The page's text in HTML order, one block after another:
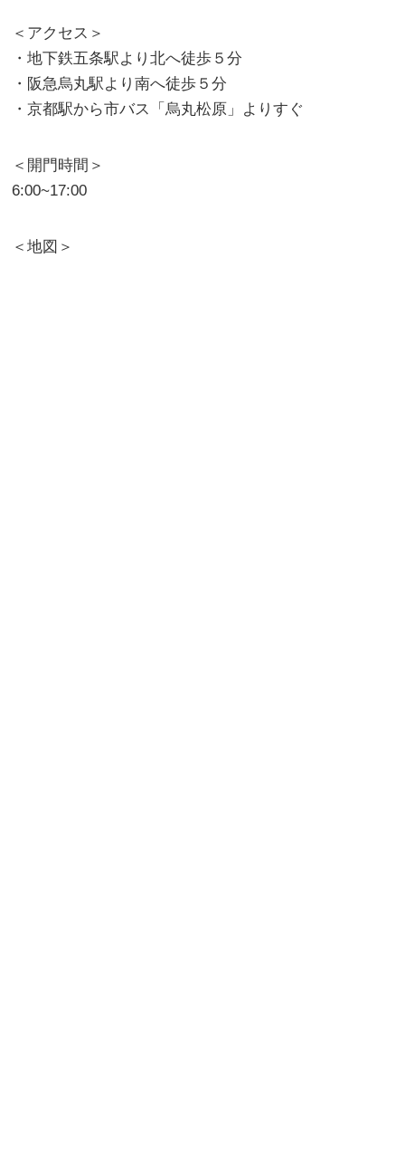
＜アクセス＞
・地下鉄五条駅より北へ徒歩５分
・阪急烏丸駅より南へ徒歩５分
・京都駅から市バス「烏丸松原」よりすぐ
＜開門時間＞
6:00~17:00
＜地図＞